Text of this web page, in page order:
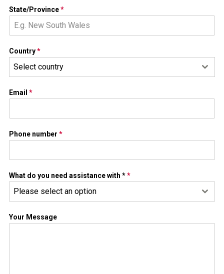
State/Province*
Country*
Select country
Email *
Phone number *
What do you need assistance with **
Please select an option
Your Message